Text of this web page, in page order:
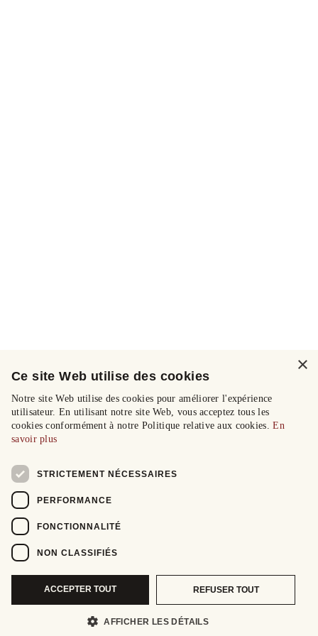
×
Ce site Web utilise des cookies
Notre site Web utilise des cookies pour améliorer l'expérience
utilisateur. En utilisant notre site Web, vous acceptez tous les
cookies conformément à notre Politique relative aux cookies.En
savoir plus
STRICTEMENT NÉCESSAIRES
PERFORMANCE
FONCTIONNALITÉ
NON CLASSIFIÉS
ACCEPTER TOUT REFUSER TOUT
AFFICHER LES DÉTAILS